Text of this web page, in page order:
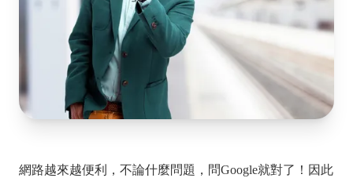
網路越來越便利，不論什麼問題，問Google就對了！因此